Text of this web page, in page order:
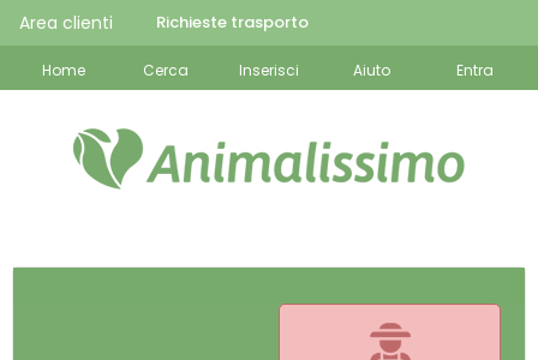
Area clienti Richieste trasporto
Home Cerca Inserisci Aiuto Entra